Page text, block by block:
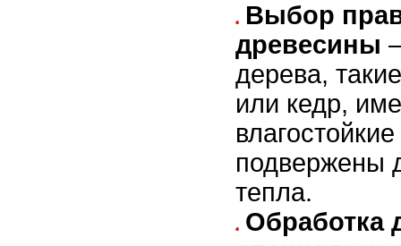
Выбор
древесины
дерева,
или кедр,
подвержены
тепла.
Обработка